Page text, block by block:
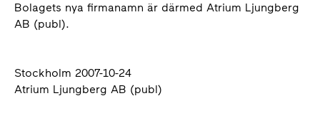
Bolagets nya firmanamn är därmed Atrium Ljungberg
AB (publ).
Stockholm 2007-10-24
Atrium Ljungberg AB (publ)